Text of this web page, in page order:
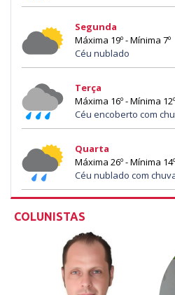
Segunda
Máxima 19º - Mínima 7º
Céu nublado
Terça
Máxima 16º - Mínima 12º
Céu encoberto com
Quarta
Máxima 26º - Mínima 14º
Céu nublado com
COLUNISTAS